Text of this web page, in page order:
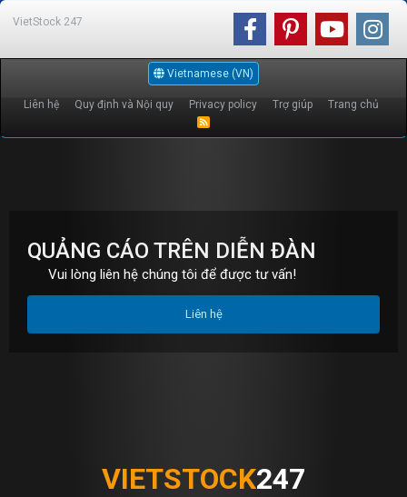
VietStock 247
Vietnamese (VN)
Liên hệ Quy định và Nội quy Privacy policy Trợ giúp Trang chủ
R
QUẢNG CÁO TRÊN DIỄN ĐÀN
Vui lòng liên hệ chúng tôi để được tư vấn!
Liên hệ
VIETSTOCK247